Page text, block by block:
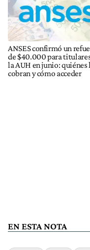
ANSES confirmó un
de $40.000 para
la AUH en junio: quiénes
cobran y cómo acceder
EN ESTA NOTA